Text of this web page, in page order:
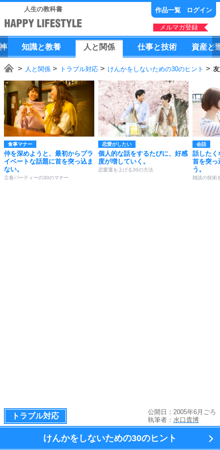
人生の教科書 作品一覧 ログイン
メルマガ登録
知識と教養 人 と 関係 仕事と技術 資産と
人と関係 トラブル対応 けんかをしないための30のヒント
食事マナー
仲を深めようと、最初からプラ
イベートな話題に首を突っ込ま
ない。
立食パーティーの30のマナー
恋愛がしたい
個人的な話をするたびに、好感
度が増していく。
恋愛運を上げる30の方法
会話
話したく
首を突っ
う。
雑談の技術
トラブル対応
公開日：2005年6月ごろ
執筆者： 水口貴博
けんかをしないための30のヒント